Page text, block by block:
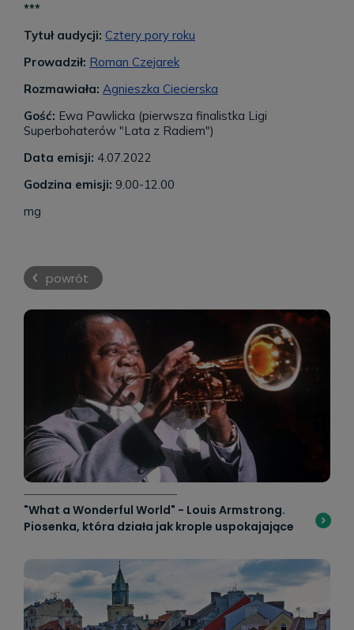
***
Tytuł audycji: Cztery pory roku
Prowadził: Roman Czejarek
Rozmawiała: Agnieszka Ciecierska
Gość: Ewa Pawlicka (pierwsza finalistka Ligi
Superbohaterów "Lata z Radiem")
Data emisji: 4.07.2022
Godzina emisji: 9.00-12.00
mg
powrót
"What a Wonderful World" - Louis Armstrong.
Piosenka, która działa jak krople uspokajające